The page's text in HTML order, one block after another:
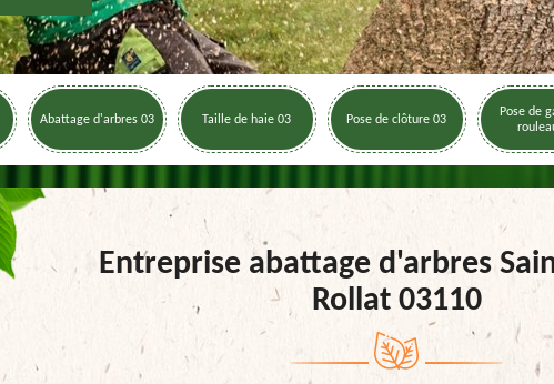
Abattage d'arbres 03 Taille de haie 03 Pose de clôture 03
Pose de
Entreprise abattage d'arbres
Rollat 03110